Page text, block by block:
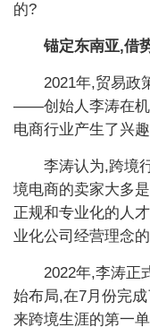
的?
锚定东南亚,借
2021年,贸易政
——创始人李涛在机
电商行业产生了兴趣
李涛认为,跨境
境电商的卖家大多
正规和专业化的人
业化公司经营理念的
2022年,李涛正
始布局,在7月份完
来跨境生涯的第一单